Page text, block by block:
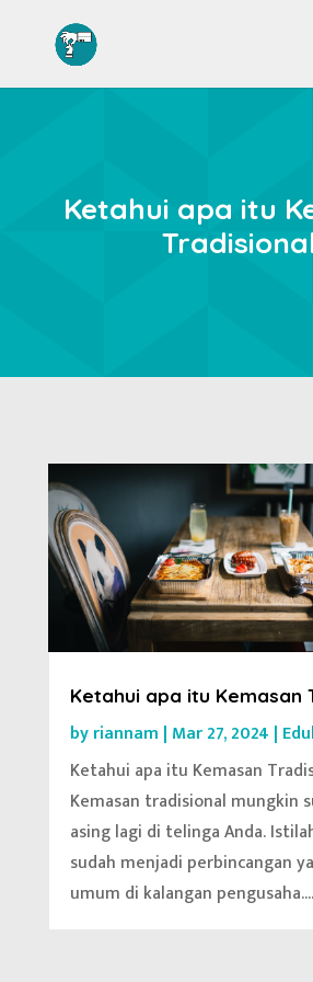
Ketahui apa itu
Ketahui apa itu Kemasan
byriannam | Mar 27, 2024 |
Ketahui apa itu Kemasan
Kemasan tradisional mungkin
asing lagi di telinga Anda.
sudah menjadi perbincangan
umum di kalangan pengusaha....